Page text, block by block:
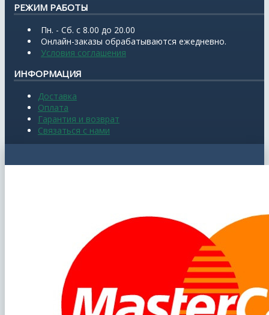
РЕЖИМ РАБОТЫ
Пн. - Сб. с 8.00 до 20.00
Онлайн-заказы обрабатываются ежедневно.
Условия соглашения
ИНФОРМАЦИЯ
Доставка
Оплата
Гарантия и возврат
Связаться с нами